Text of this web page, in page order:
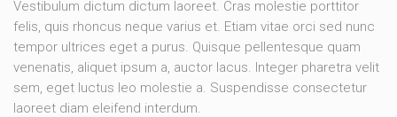
Vestibulum dictum dictum laoreet. Cras molestie porttitor
felis, quis rhoncus neque varius et. Etiam vitae orci sed nunc
tempor ultrices eget a purus. Quisque pellentesque quam
venenatis, aliquet ipsum a, auctor lacus. Integer pharetra velit
sem, eget luctus leo molestie a. Suspendisse consectetur
laoreet diam eleifend interdum.